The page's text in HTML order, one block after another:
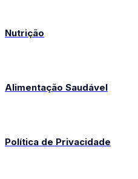
Nutrição
Alimentação Saudável
Política de Privacidade